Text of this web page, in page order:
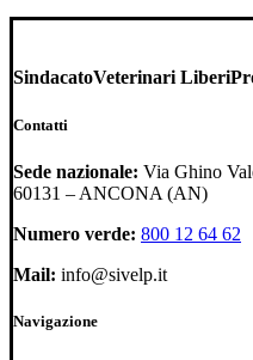
SindacatoVeterinari Liberi
Contatti
Sede nazionale: Via Ghino
60131 – ANCONA (AN)
Numero verde: 800 12 64 62
Mail: info@sivelp.it
Navigazione